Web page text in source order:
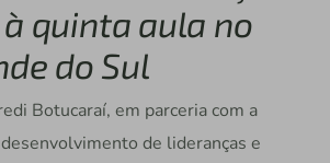
quinta aula no
do Sul
Botucaraí, em parceria com a
de lideranças e